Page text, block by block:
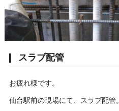
スラブ配管
お疲れ様です。
仙台駅前の現場にて、スラブ配管。